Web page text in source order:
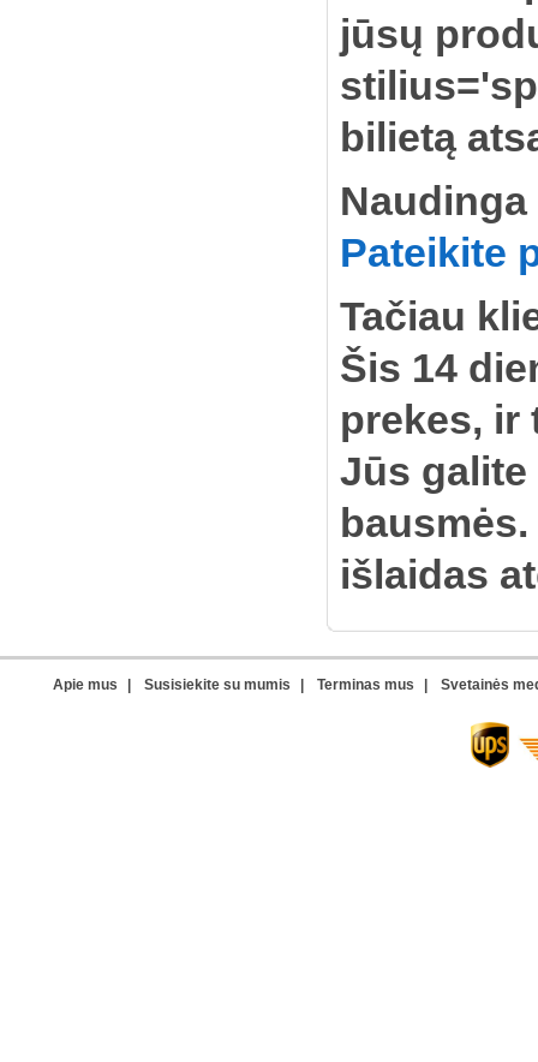
jūsų
bilietą
Pateikite
Tačiau
Šis 14
prekes, ir
Jūs galite
išlaidas
Apie mus Susisiekite su mumis Terminas mus Svetainės